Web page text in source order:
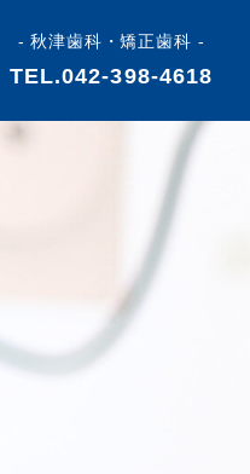
- 秋津歯科・矯正歯科 -
TEL.042-398-4618